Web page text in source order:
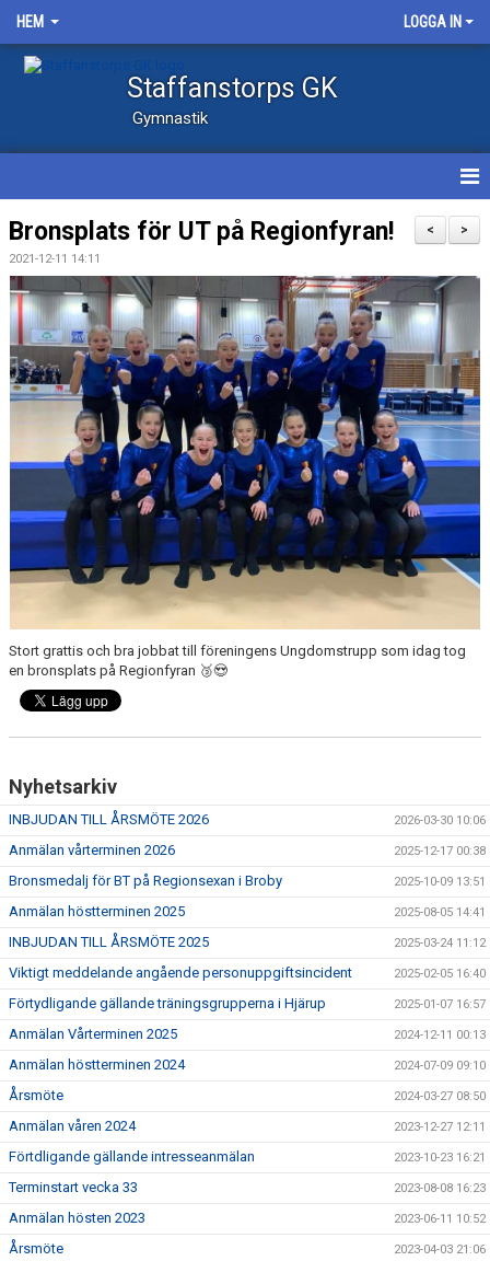
HEM LOGGA IN
Staffanstorps GK
Gymnastik
NYHETER
KALENDER
FOTOALBUM
>
<
Bronsplats för UT på Regionfyran!
2021-12-11 14:11
Stort grattis och bra jobbat till föreningens Ungdomstrupp som idag tog
en bronsplats på Regionfyran 🥉😍
Nyhetsarkiv
INBJUDAN TILL ÅRSMÖTE 2026 2026-03-30 10:06
Anmälan vårterminen 2026 2025-12-17 00:38
Bronsmedalj för BT på Regionsexan i Broby 2025-10-09 13:51
Anmälan höstterminen 2025 2025-08-05 14:41
INBJUDAN TILL ÅRSMÖTE 2025 2025-03-24 11:12
Viktigt meddelande angående personuppgiftsincident 2025-02-05 16:40
Förtydligande gällande träningsgrupperna i Hjärup 2025-01-07 16:57
Anmälan Vårterminen 2025 2024-12-11 00:13
Anmälan höstterminen 2024 2024-07-09 09:10
Årsmöte 2024-03-27 08:50
Anmälan våren 2024 2023-12-27 12:11
Förtdligande gällande intresseanmälan 2023-10-23 16:21
Terminstart vecka 33 2023-08-08 16:23
Anmälan hösten 2023 2023-06-11 10:52
Årsmöte 2023-04-03 21:06